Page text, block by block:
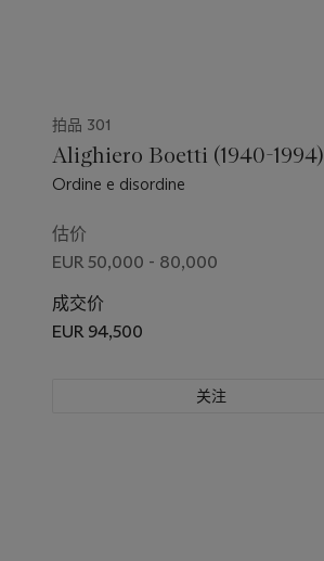
拍品 301
Alighiero Boetti (1940-1994)
Ordine e disordine
估价
EUR 50,000 - 80,000
成交价
EUR 94,500
关注